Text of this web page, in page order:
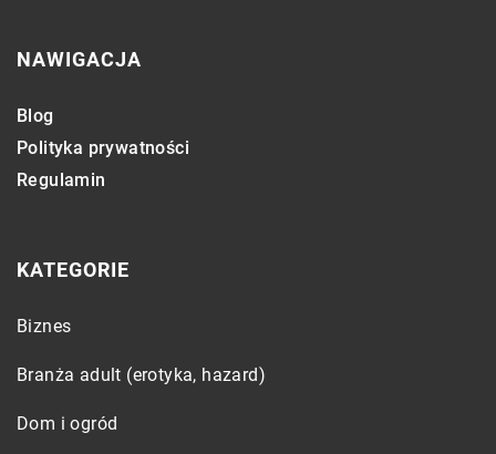
NAWIGACJA
Blog
Polityka prywatności
Regulamin
KATEGORIE
Biznes
Branża adult (erotyka, hazard)
Dom i ogród